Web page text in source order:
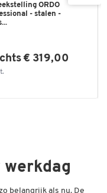
ORDO
- stalen -
€ 319,00
belangrijk als nu. De